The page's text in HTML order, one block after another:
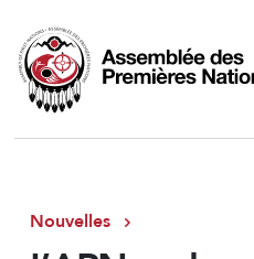
Nouvelles